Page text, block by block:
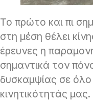
Το πρώτο και πι
στη μέση θέλει
έρευνες η
σημαντικά τον
δυσκαμψίας σε
κινητικότητάς